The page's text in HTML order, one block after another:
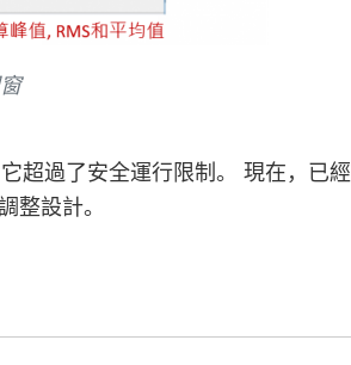
超過了安全運行限制。 現在，已經
整設計。